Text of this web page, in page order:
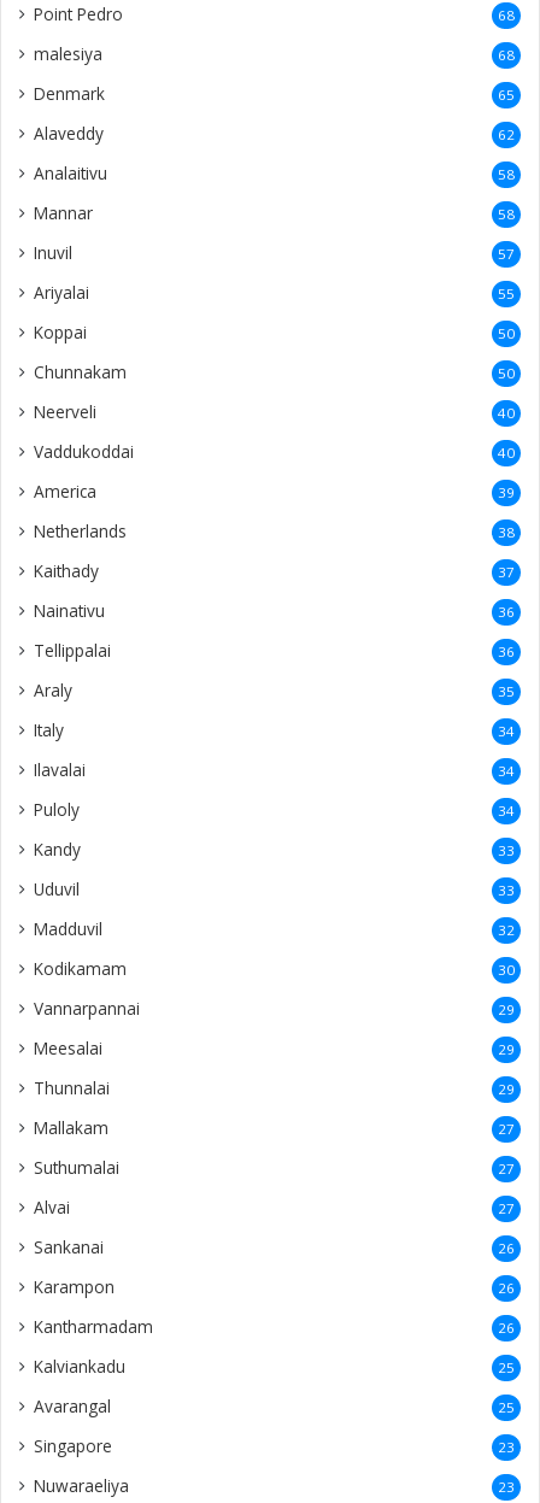
Point Pedro 68
malesiya 68
Denmark 65
Alaveddy 62
Analaitivu 58
Mannar 58
Inuvil 57
Ariyalai 55
Koppai 50
Chunnakam 50
Neerveli 40
Vaddukoddai 40
America 39
Netherlands 38
Kaithady 37
Nainativu 36
Tellippalai 36
Araly 35
Italy 34
Ilavalai 34
Puloly 34
Kandy 33
Uduvil 33
Madduvil 32
Kodikamam 30
Vannarpannai 29
Meesalai 29
Thunnalai 29
Mallakam 27
Suthumalai 27
Alvai 27
Sankanai 26
Karampon 26
Kantharmadam 26
Kalviankadu 25
Avarangal 25
Singapore 23
Nuwaraeliya 23